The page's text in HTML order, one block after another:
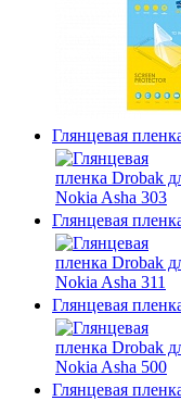
Глянцевая
Глянцевая
Глянцевая
Глянцевая